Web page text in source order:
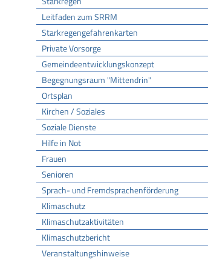
Leitfaden zum SRRM
Starkregengefahrenkarten
Private Vorsorge
Gemeindeentwicklungskonzept
Begegnungsraum "Mittendrin"
Ortsplan
Kirchen / Soziales
Soziale Dienste
Hilfe in Not
Frauen
Senioren
Sprach- und Fremdsprachenförderung
Klimaschutz
Klimaschutzaktivitäten
Klimaschutzbericht
Veranstaltungshinweise